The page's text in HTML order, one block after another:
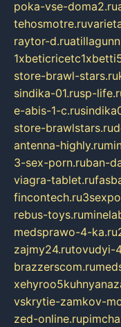
poka-vse-doma2.ru
tehosmotre.ru
raytor-d.ru
store-brawl-stars.ru
sindika-01.rusp-
e-abis-1-c.ru
store-brawlstars.ru
antenna-highly.ru
3-sex-porn.ruban-
viagra-tablet.ru
fincontech.ru
rebus-toys.ru
medsprawo-4-ka.ru
zajmy24.rutovudyi-
brazzerscom.ru
vskrytie-zamkov-
zed-online.ru